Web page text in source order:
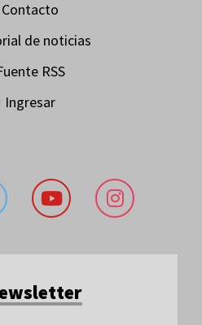
Contacto
de noticias
RSS
Ingresar